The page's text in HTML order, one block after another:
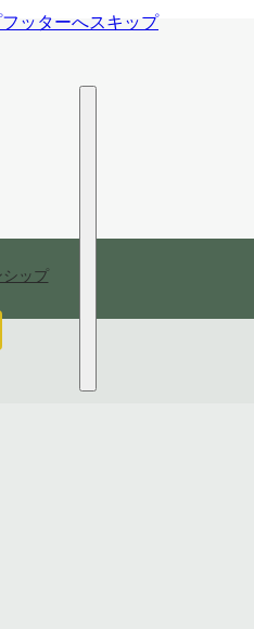
フッターへスキップ
ップ